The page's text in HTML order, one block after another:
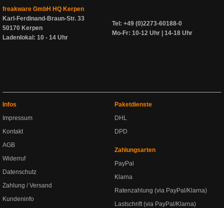
freakware GmbH HQ Kerpen
Karl-Ferdinand-Braun-Str. 33
50170 Kerpen
Ladenlokal: 10 - 14 Uhr
Tel: +49 (0)2273-60188-0
Mo-Fr: 10-12 Uhr | 14-18 Uhr
Infos
Impressum
Kontakt
AGB
Widerruf
Datenschutz
Zahlung / Versand
Kundeninfo
Paketdienste
DHL
DPD
Zahlungsarten
PayPal
Klarna
Ratenzahlung (via PayPal/Klarna)
Lastschrift (via PayPal/Klarna)